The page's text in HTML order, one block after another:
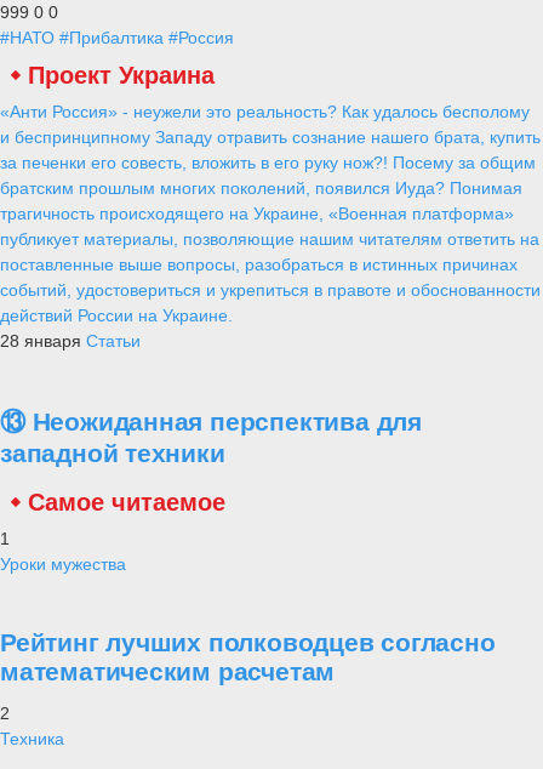
999 0 0
#НАТО #Прибалтика #Россия
Проект Украина
«Анти Россия» - неужели это реальность? Как удалось бесполому
и беспринципному Западу отравить сознание нашего брата, купить
за печенки его совесть, вложить в его руку нож?! Посему за общим
братским прошлым многих поколений, появился Иуда? Понимая
трагичность происходящего на Украине, «Военная платформа»
публикует материалы, позволяющие нашим читателям ответить на
поставленные выше вопросы, разобраться в истинных причинах
событий, удостовериться и укрепиться в правоте и обоснованности
действий России на Украине.
28 января Статьи
⑬ Неожиданная перспектива для
западной техники
Самое читаемое
1
Уроки мужества
Рейтинг лучших полководцев согласно
математическим расчетам
2
Техника